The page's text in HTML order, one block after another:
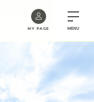
MY PAGE MENU